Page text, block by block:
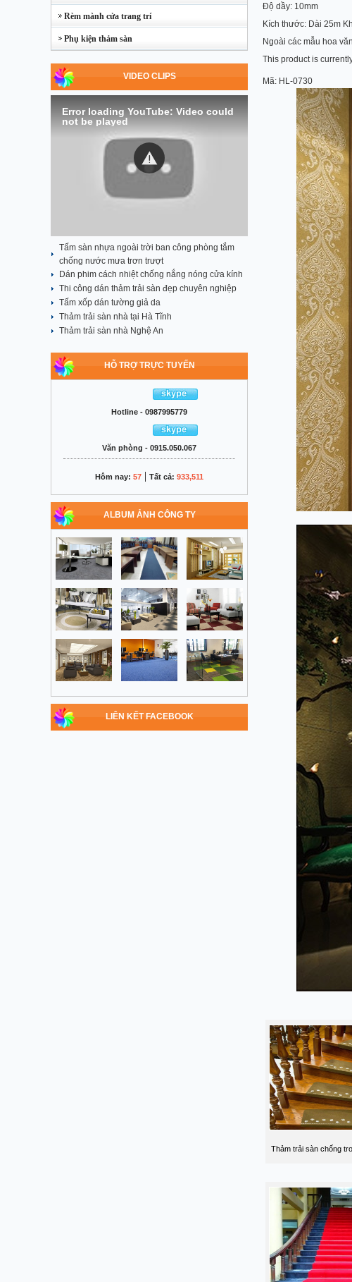
Rèm mành cửa trang trí
Phụ kiện thảm sàn
VIDEO CLIPS
Error loading YouTube: Video could
not be played
Tấm sàn nhựa ngoài trời ban công phòng tắm
chống nước mưa trơn trượt
Dán phim cách nhiệt chống nắng nóng cửa kính
Thi công dán thảm trải sàn đẹp chuyên nghiệp
Tấm xốp dán tường giả da
Thảm trải sàn nhà tại Hà Tĩnh
Thảm trải sàn nhà Nghệ An
HỖ TRỢ TRỰC TUYẾN
Hotline - 0987995779
Văn phòng - 0915.050.067
Hôm nay: 57 | Tất cả: 933,511
ALBUM ẢNH CÔNG TY
LIÊN KẾT FACEBOOK
Độ dầy: 10mm
Kích thước: Dài 25m
Ngoài các mẫu hoa
This product is
Mã: HL-0730
Thảm trải sàn chống